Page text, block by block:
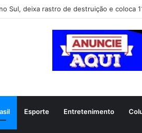
Sul, deixa rastro de destruição e coloca
Esporte Entretenimento